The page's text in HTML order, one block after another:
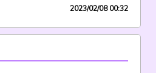
2023/02/08 00:32